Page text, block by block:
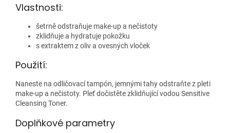
Vlastnosti:
šetrně odstraňuje make-up a nečistoty
zklidňuje a hydratuje pokožku
s extraktem z oliv a ovesných vloček
Použití:
Naneste na odličovací tampón, jemnými tahy odstraňte z pleti
make-up a nečistoty. Pleť dočistěte zklidňující vodou Sensitive
Cleansing Toner.
Doplňkové parametry